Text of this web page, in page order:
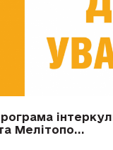
Мелітопо...